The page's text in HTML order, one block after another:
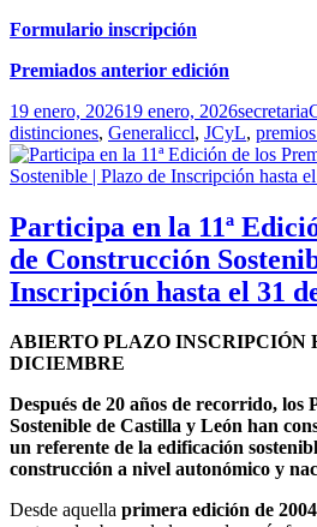
Formulario inscripción
Premiados anterior edición
Publicado
el
19 enero, 202619 enero, 2026Autor
secretaria
distinciones, GeneralEtiquetas
iccl, JCyL,
Participa en la 11ª
de Construcción
Inscripción hasta el 31
ABIERTO PLAZO INSCRIPCIÓN
DICIEMBRE
Después de 20 años de recorrido, los
Sostenible de Castilla y León han
un referente de la edificación
construcción a nivel autonómico y
Desde aquella primera edición de 2004